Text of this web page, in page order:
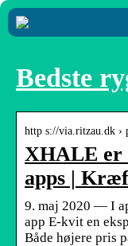
Bedste
http s://via.ritzau.dk ›
XHALE er
apps |
9. maj 2020 — I
app E-kvit en
Både højere pris